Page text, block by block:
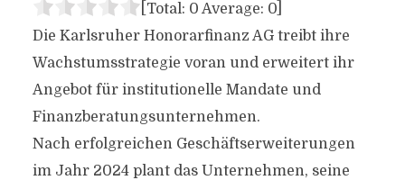
[Total: 0 Average: 0]
Die Karlsruher Honorarfinanz AG treibt ihre
Wachstumsstrategie voran und erweitert ihr
Angebot für institutionelle Mandate und
Finanzberatungsunternehmen.
Nach erfolgreichen Geschäftserweiterungen
im Jahr 2024 plant das Unternehmen, seine